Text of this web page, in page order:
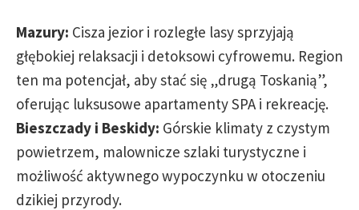
Mazury: Cisza jezior i rozległe lasy sprzyjają
głębokiej relaksacji i detoksowi cyfrowemu. Region
ten ma potencjał, aby stać się „drugą Toskanią”,
oferując luksusowe apartamenty SPA i rekreację.
Bieszczady i Beskidy: Górskie klimaty z czystym
powietrzem, malownicze szlaki turystyczne i
możliwość aktywnego wypoczynku w otoczeniu
dzikiej przyrody.